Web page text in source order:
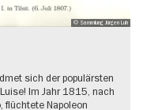
© Sammlung Jürgen Luh
sich der populärsten
Im Jahr 1815, nach
flüchtete Napoleon